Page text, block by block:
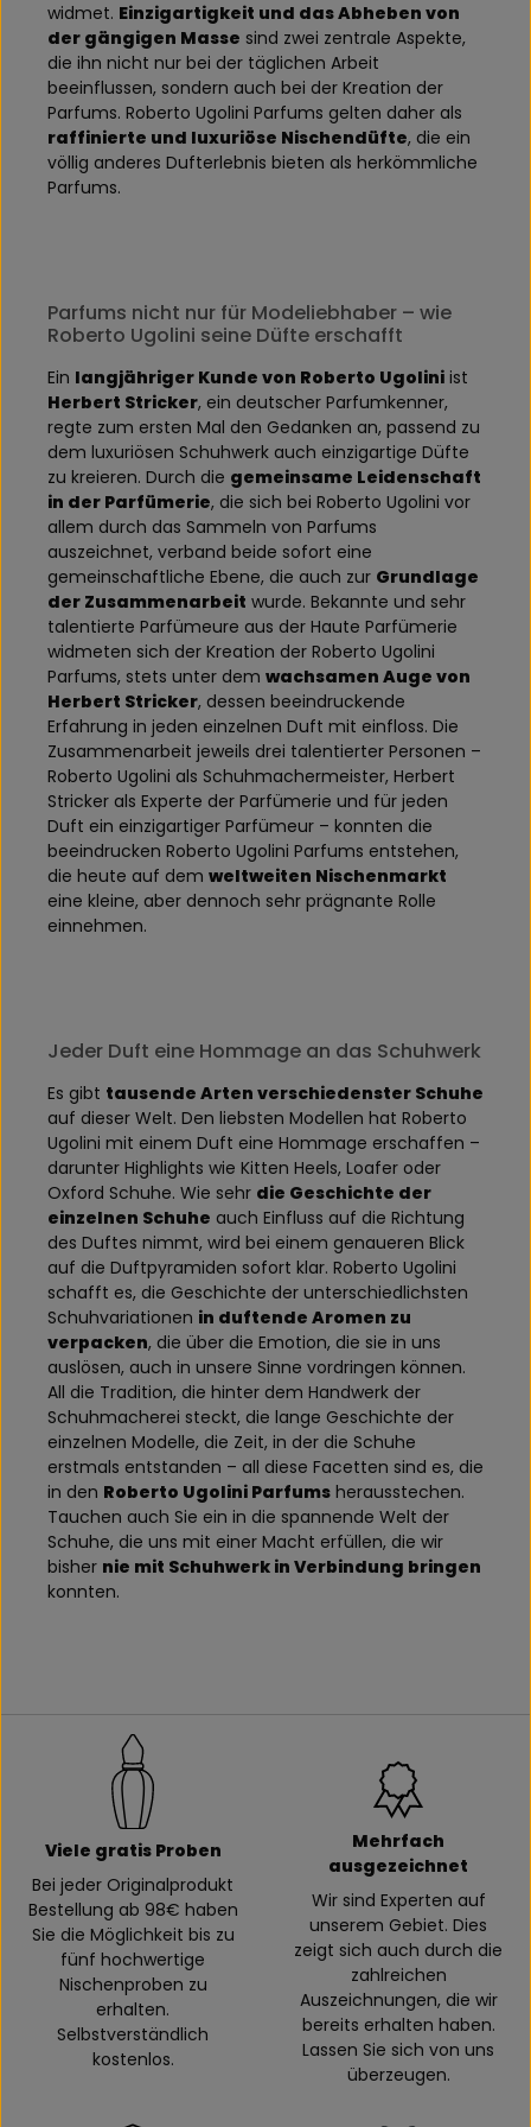
widmet. Einzigartigkeit und das Abheben von
der gängigen Masse sind zwei zentrale Aspekte,
die ihn nicht nur bei der täglichen Arbeit
beeinflussen, sondern auch bei der Kreation der
Parfums. Roberto Ugolini Parfums gelten daher als
raffinierte und luxuriöse Nischendüfte, die ein
völlig anderes Dufterlebnis bieten als herkömmliche
Parfums.
Parfums nicht nur für Modeliebhaber – wie
Roberto Ugolini seine Düfte erschafft
Ein langjähriger Kunde von Roberto Ugolini ist
Herbert Stricker, ein deutscher Parfumkenner,
regte zum ersten Mal den Gedanken an, passend zu
dem luxuriösen Schuhwerk auch einzigartige Düfte
zu kreieren. Durch die gemeinsame Leidenschaft
in der Parfümerie, die sich bei Roberto Ugolini vor
allem durch das Sammeln von Parfums
auszeichnet, verband beide sofort eine
gemeinschaftliche Ebene, die auch zur Grundlage
der Zusammenarbeit wurde. Bekannte und sehr
talentierte Parfümeure aus der Haute Parfümerie
widmeten sich der Kreation der Roberto Ugolini
Parfums, stets unter dem wachsamen Auge von
Herbert Stricker, dessen beeindruckende
Erfahrung in jeden einzelnen Duft mit einfloss. Die
Zusammenarbeit jeweils drei talentierter Personen –
Roberto Ugolini als Schuhmachermeister, Herbert
Stricker als Experte der Parfümerie und für jeden
Duft ein einzigartiger Parfümeur – konnten die
beeindrucken Roberto Ugolini Parfums entstehen,
die heute auf dem weltweiten Nischenmarkt
eine kleine, aber dennoch sehr prägnante Rolle
einnehmen.
Jeder Duft eine Hommage an das Schuhwerk
Es gibt tausende Arten verschiedenster Schuhe
auf dieser Welt. Den liebsten Modellen hat Roberto
Ugolini mit einem Duft eine Hommage erschaffen –
darunter Highlights wie Kitten Heels, Loafer oder
Oxford Schuhe. Wie sehr die Geschichte der
einzelnen Schuhe auch Einfluss auf die Richtung
des Duftes nimmt, wird bei einem genaueren Blick
auf die Duftpyramiden sofort klar. Roberto Ugolini
schafft es, die Geschichte der unterschiedlichsten
Schuhvariationen in duftende Aromen zu
verpacken, die über die Emotion, die sie in uns
auslösen, auch in unsere Sinne vordringen können.
All die Tradition, die hinter dem Handwerk der
Schuhmacherei steckt, die lange Geschichte der
einzelnen Modelle, die Zeit, in der die Schuhe
erstmals entstanden – all diese Facetten sind es, die
in den Roberto Ugolini Parfums herausstechen.
Tauchen auch Sie ein in die spannende Welt der
Schuhe, die uns mit einer Macht erfüllen, die wir
bisher nie mit Schuhwerk in Verbindung bringen
konnten.
Viele gratis Proben
Bei jeder Originalprodukt
Bestellung ab 98€ haben
Sie die Möglichkeit bis zu
fünf hochwertige
Nischenproben zu
erhalten.
Selbstverständlich
kostenlos.
Mehrfach
ausgezeichnet
Wir sind Experten auf
unserem Gebiet. Dies
zeigt sich auch durch die
zahlreichen
Auszeichnungen, die wir
bereits erhalten haben.
Lassen Sie sich von uns
überzeugen.